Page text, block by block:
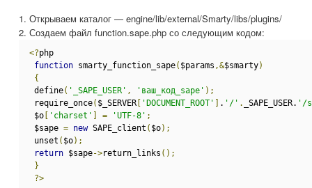
1. Открываем каталог — engine/lib/external/Smarty/libs/plugins/
2. Создаем файл function.sape.php со следующим кодом:
<?php
function smarty_function_sape( $params ,&$smarty)
{
define( '_SAPE_USER' , 'ваш_код_sape' );
require_once( $_SERVER 'DOCUMENT_ROOT' . '/' . _SAPE_USER. '/
$o
'charset' = 'UTF-8' ;
$sape = new SAPE_client ( $o);
unset ( $o);
return $sape->return_links ();
}
?>